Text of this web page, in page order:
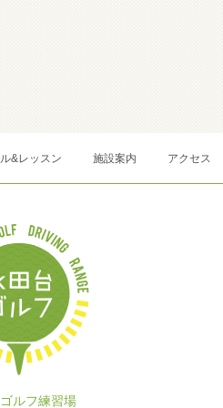
&レッスン 施設案内 アクセス
ルフ練習場